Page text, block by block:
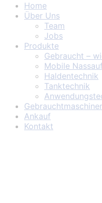
Home
Über Uns
Team
Jobs
Produkte
Gebraucht –
Mobile
Haldentechnik
Tanktechnik
Ankauf
Kontakt